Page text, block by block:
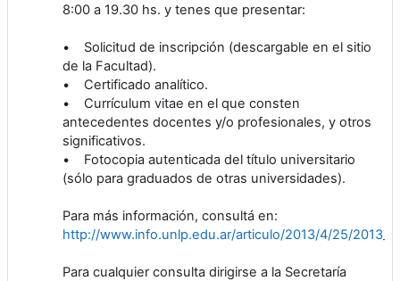
8:00 a 19.30 hs. y tenes que presentar:
• Solicitud de inscripción (descargable en el sitio
de la Facultad).
• Certificado analítico.
• Currículum vitae en el que consten
antecedentes docentes y/o profesionales, y otros
significativos.
• Fotocopia autenticada del título universitario
(sólo para graduados de otras universidades).
Para más información, consultá en:
http://www.info.unlp.edu.ar/articulo/2013/4/25/
Para cualquier consulta dirigirse a la Secretaría